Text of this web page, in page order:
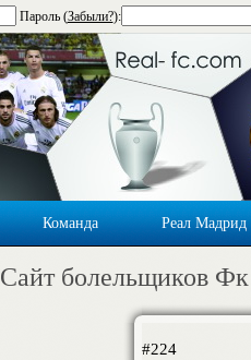
Пароль (Забыли?):
Команда Реал Мадрид
Cайт болельщиков
#224